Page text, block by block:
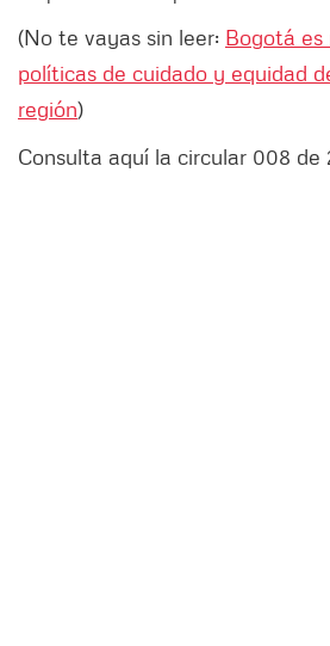
(No te vayas sin leer: Bogotá
políticas de cuidado y equidad
región)
Consulta aquí la circular 008 de